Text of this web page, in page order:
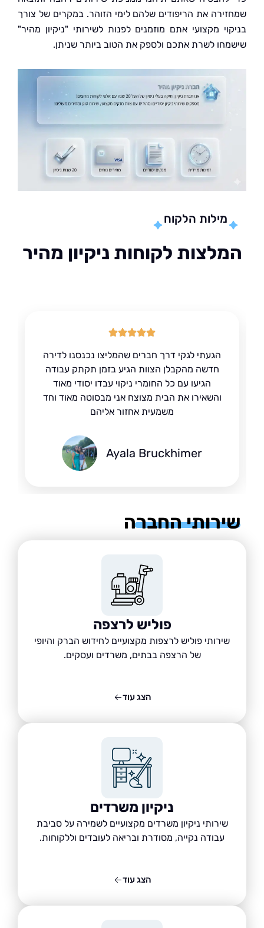
את הריפודים שלהם לימי הזוהר. במקרים של צורך
מקצועי אתם מוזמנים לפנות לשירותי "ניקיון מהיר"
לשרת אתכם ולספק את הטוב ביותר שניתן.
מילות הלקוח
לקוחות ניקיון מהיר
הגעתי לגקי דרך חברים שהמליצו נכנסנו לדירה
חדשה מהקבלן הצוות הגיע בזמן תקתק עבודה
הגיעו עם כל החומרי ניקוי עבדו יסודי מאוד
והשאירו את הבית מצוצח אני מבסוטה מאוד וחד
משמעית אחזור אליהם
Ayala Bruckhimer
החברה
פוליש לרצפה
שירותי פוליש לרצפות מקצועיים לחידוש הברק והיופי
של הרצפה בבתים, משרדים ועסקים.
ניקיון משרדים
שירותי ניקיון משרדים מקצועיים לשמירה על סביבת
עבודה נקייה, מסודרת ובריאה לעובדים וללקוחות.